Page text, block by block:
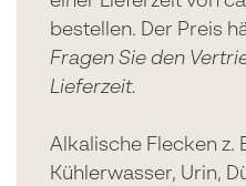
bestellen. Der Preis
Fragen Sie den
Lieferzeit.
Alkalische Flecken z.
Kühlerwasser, Urin,